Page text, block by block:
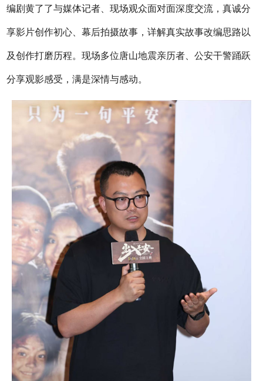
编剧黄了了与媒体记者、现场观众面对面深度交流，真诚分
享影片创作初心、幕后拍摄故事，详解真实故事改编思路以
及创作打磨历程。现场多位唐山地震亲历者、公安干警踊跃
分享观影感受，满是深情与感动。